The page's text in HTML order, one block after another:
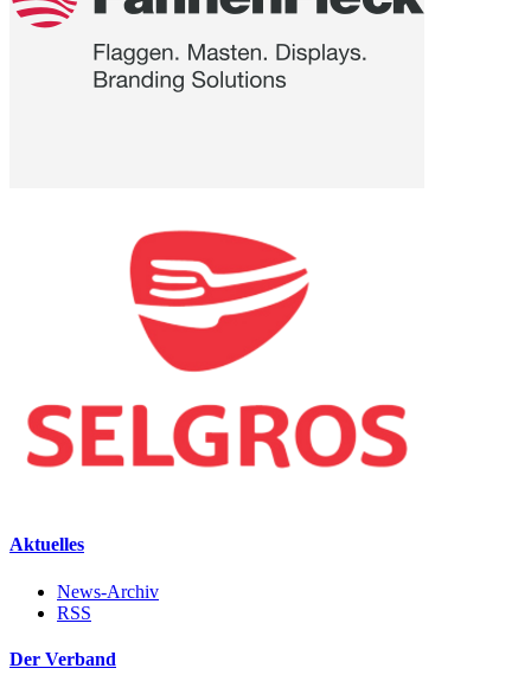
Aktuelles
News-Archiv
RSS
Der Verband